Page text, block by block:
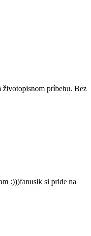
životopisnom príbehu. Bez
:)))fanusik si pride na